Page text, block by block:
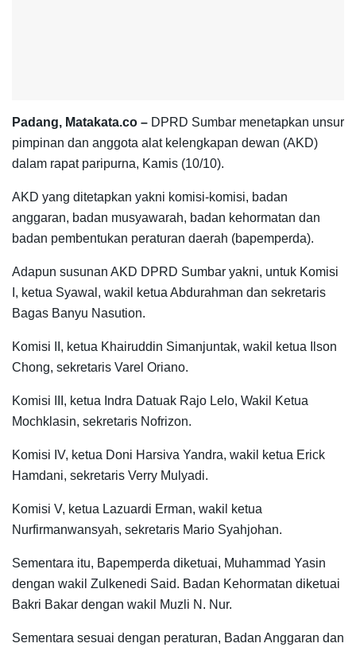
Padang, Matakata.co – DPRD Sumbar menetapkan unsur
pimpinan dan anggota alat kelengkapan dewan (AKD)
dalam rapat paripurna, Kamis (10/10).
AKD yang ditetapkan yakni komisi-komisi, badan
anggaran, badan musyawarah, badan kehormatan dan
badan pembentukan peraturan daerah (bapemperda).
Adapun susunan AKD DPRD Sumbar yakni, untuk Komisi
I, ketua Syawal, wakil ketua Abdurahman dan sekretaris
Bagas Banyu Nasution.
Komisi II, ketua Khairuddin Simanjuntak, wakil ketua Ilson
Chong, sekretaris Varel Oriano.
Komisi III, ketua Indra Datuak Rajo Lelo, Wakil Ketua
Mochklasin, sekretaris Nofrizon.
Komisi IV, ketua Doni Harsiva Yandra, wakil ketua Erick
Hamdani, sekretaris Verry Mulyadi.
Komisi V, ketua Lazuardi Erman, wakil ketua
Nurfirmanwansyah, sekretaris Mario Syahjohan.
Sementara itu, Bapemperda diketuai, Muhammad Yasin
dengan wakil Zulkenedi Said. Badan Kehormatan diketuai
Bakri Bakar dengan wakil Muzli N. Nur.
Sementara sesuai dengan peraturan, Badan Anggaran dan